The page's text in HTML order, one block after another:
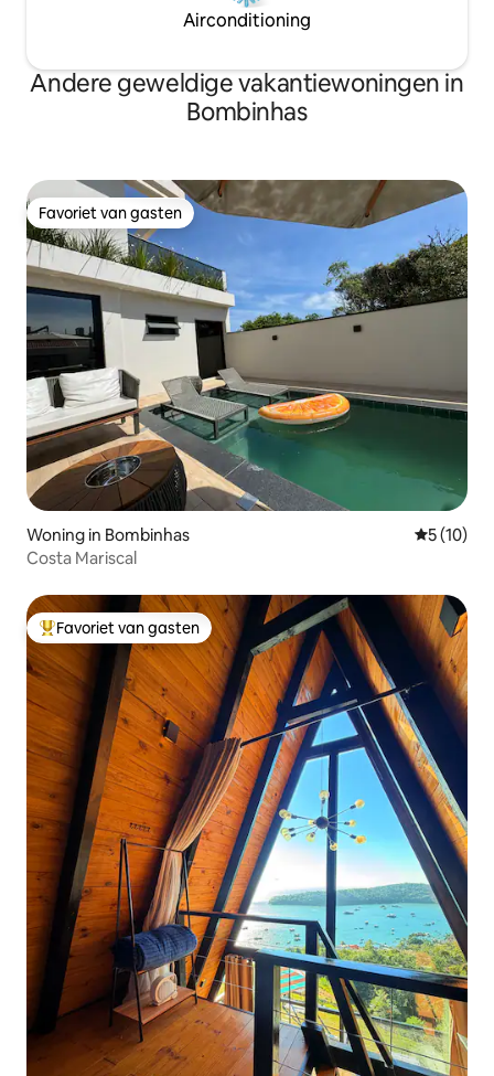
Airconditioning
Andere geweldige vakantiewoningen in
Bombinhas
Favoriet van gasten
Favoriet van gasten
Woning in Bombinhas
5 (10)
Costa Mariscal
Topfavoriet van gasten
Favoriet van gasten